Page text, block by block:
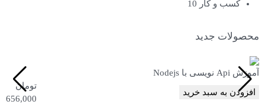
کسب و کار 10
محصولات جدید
آموزش Api نویسی با Nodejs
افزودن به سبد خرید
تومان
656,000